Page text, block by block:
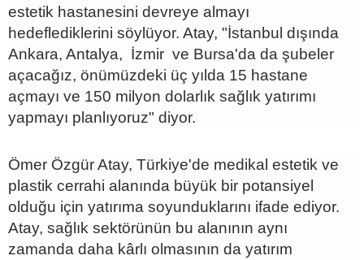
estetik hastanesini devreye almayı
hedeflediklerini söylüyor. Atay, "İstanbul dışında
Ankara, Antalya, İzmir ve Bursa'da da şubeler
açacağız, önümüzdeki üç yılda 15 hastane
açmayı ve 150 milyon dolarlık sağlık yatırımı
yapmayı planlıyoruz" diyor.
Ömer Özgür Atay, Türkiye'de medikal estetik ve
plastik cerrahi alanında büyük bir potansiyel
olduğu için yatırıma soyunduklarını ifade ediyor.
Atay, sağlık sektörünün bu alanının aynı
zamanda daha kârlı olmasının da yatırım